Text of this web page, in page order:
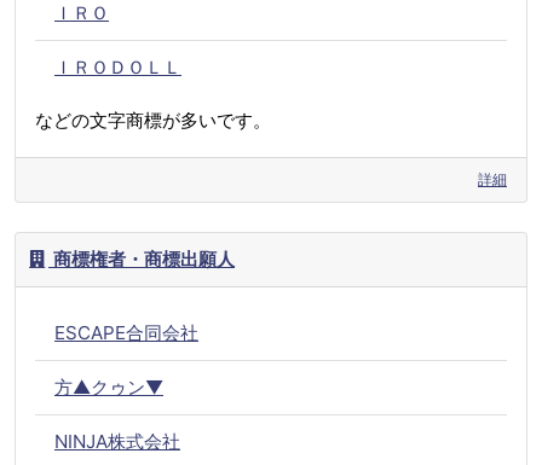
ＩＲＯ
ＩＲＯＤＯＬＬ
などの文字商標が多いです。
詳細
商標権者・商標出願人
ESCAPE合同会社
方▲クゥン▼
NINJA株式会社